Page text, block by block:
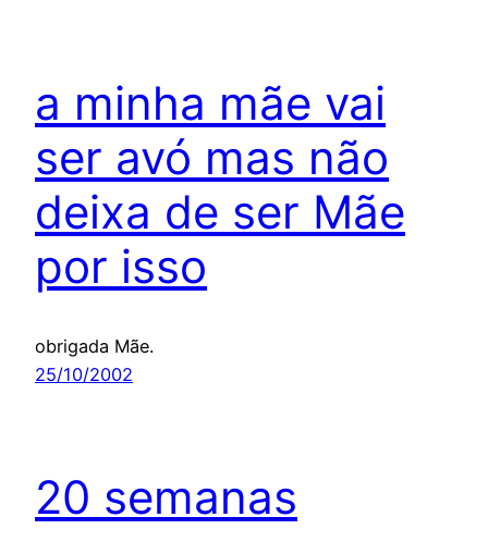
a minha mãe vai
ser avó mas não
deixa de ser Mãe
por isso
obrigada Mãe.
25/10/2002
20 semanas